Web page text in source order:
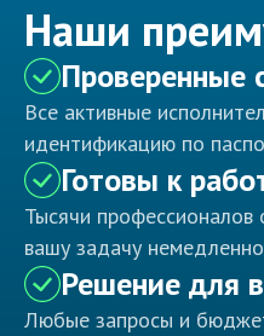
Наши
Проверенные
Все активные
идентификацию по
Готовы к
Тысячи профессионалов
вашу задачу немедленно
Решение для
Любые запросы и